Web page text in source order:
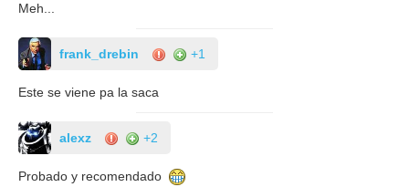
Meh...
frank_drebin +1
Este se viene pa la saca
alexz +2
Probado y recomendado